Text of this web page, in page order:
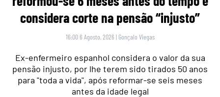
considera corte na pensão “injusto”
16:00 6 Agosto, 2026 | Gonçalo Viegas
Ex-enfermeiro espanhol considera o valor da sua
pensão injusto, por lhe terem sido tirados 50 anos
para "toda a vida", após reformar-se seis meses
antes da idade legal